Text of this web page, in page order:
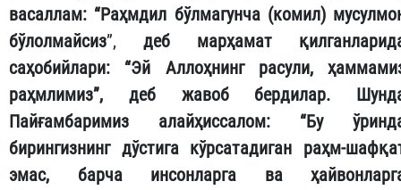
васаллам: “Раҳмдил бўлмагунча (комил)
бўлолмайсиз”, деб марҳамат қилганла
саҳобийлари: “Эй Аллоҳнинг расули,
раҳмлимиз”, деб жавоб бердилар.
Пайғамбаримиз алайҳиссалом: “Бу
бирингизнинг дўстига кўрсатадиган раҳм-
эмас, барча инсонларга ва